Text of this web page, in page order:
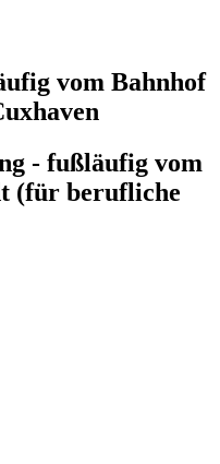
vom Bahnhof
- fußläufig vom
(für berufliche